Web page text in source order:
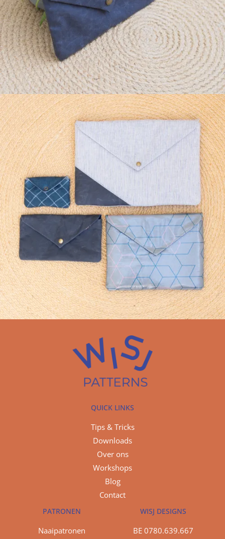
QUICK LINKS
Tips & Tricks
Downloads
Over ons
Workshops
Blog
Contact
PATRONEN
Naaipatronen
WISJ DESIGNS
BE 0780.639.667